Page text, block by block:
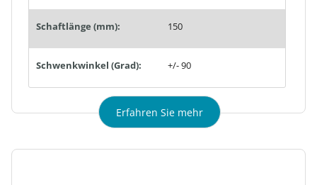
Schaftlänge (mm): 150
Schwenkwinkel (Grad): +/- 90
Erfahren Sie mehr